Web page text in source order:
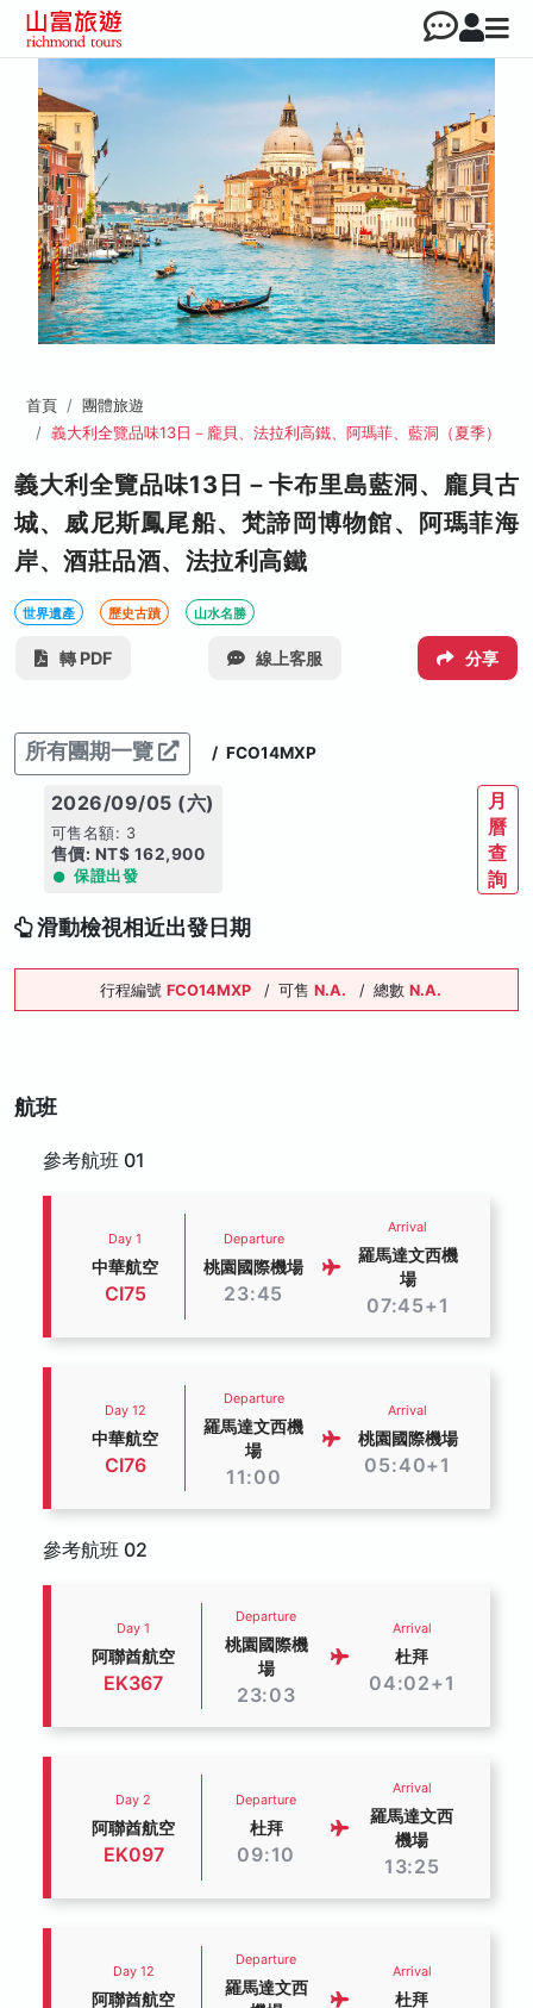
首頁
團體旅遊
義大利全覽品味13日－龐貝、法拉利高鐵、阿瑪菲、藍洞（夏季）
義大利全覽品味13日－卡布里島藍洞、龐貝古
城、威尼斯鳳尾船、梵諦岡博物館、阿瑪菲海
岸、酒莊品酒、法拉利高鐵
世界遺產 歷史古蹟 山水名勝
轉 PDF 線上客服 分享
所有團期一覽 / FCO14MXP
2026/09/05 (六)
可售名額: 3
售價: NT$ 162,900
保證出發
月
曆
查
詢
滑動檢視相近出發日期
行程編號 FCO14MXP / 可售 N.A. / 總數 N.A.
航班
參考航班 01
Day 1
中華航空
CI75
Departure
桃園國際機場
23:45
Arrival
羅馬達文西機
場
07:45+1
Day 12
中華航空
CI76
Departure
羅馬達文西機
場
11:00
Arrival
桃園國際機場
05:40+1
參考航班 02
Day 1
阿聯酋航空
EK367
Departure
桃園國際機
場
23:03
Arrival
杜拜
04:02+1
Day 2
阿聯酋航空
EK097
Departure
杜拜
09:10
Arrival
羅馬達文西
機場
13:25
Day 12
阿聯酋航空
Departure
羅馬達文西
Arrival
杜拜